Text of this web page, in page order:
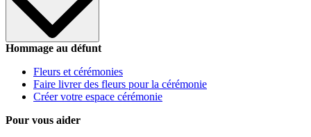
Hommage au défunt
Fleurs et cérémonies
Faire livrer des fleurs pour la cérémonie
Créer votre espace cérémonie
Pour vous aider